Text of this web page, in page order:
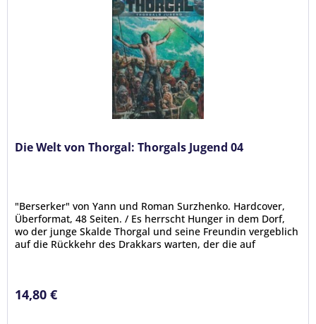
Die Welt von Thorgal: Thorgals Jugend 04
"Berserker" von Yann und Roman Surzhenko. Hardcover,
Überformat, 48 Seiten. / Es herrscht Hunger in dem Dorf,
wo der junge Skalde Thorgal und seine Freundin vergeblich
auf die Rückkehr des Drakkars warten, der die auf
14,80 €